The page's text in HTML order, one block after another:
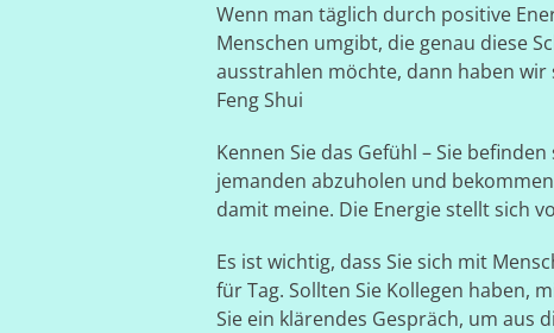
Wenn man täglich durch positive
Menschen umgibt, die genau diese
ausstrahlen möchte, dann haben
Feng Shui
Kennen Sie das Gefühl – Sie
jemanden abzuholen und
damit meine. Die Energie stellt sich
Es ist wichtig, dass Sie sich mit
für Tag. Sollten Sie Kollegen haben,
Sie ein klärendes Gespräch, um aus